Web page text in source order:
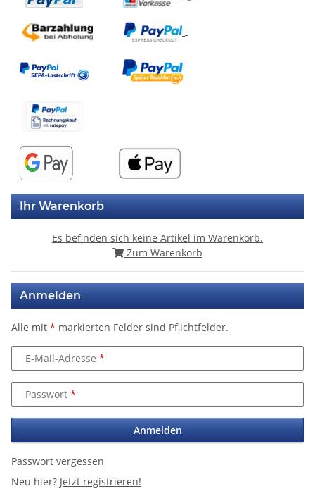
Ihr Warenkorb
Es befinden sich keine Artikel im Warenkorb.
Zum Warenkorb
Anmelden
Alle mit * markierten Felder sind Pflichtfelder.
E-Mail-Adresse
Passwort
Anmelden
Passwort vergessen
Neu hier? Jetzt registrieren!